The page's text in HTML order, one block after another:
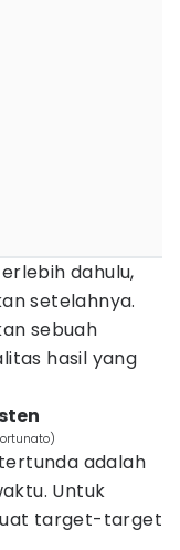
dahulu,
setelahnya.
sebuah
hasil yang
adalah
Untuk
target-target